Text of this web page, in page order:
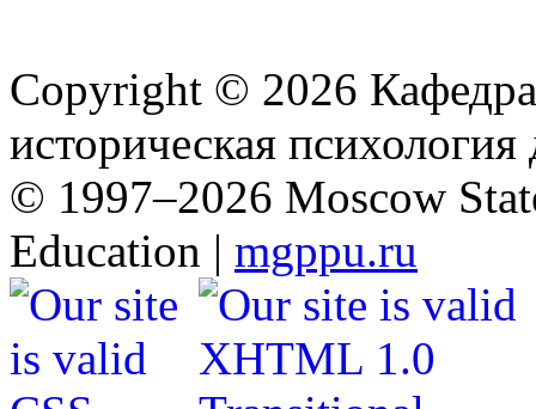
Copyright © 2026
историческая
© 1997–2026 Moscow
Education | mgppu.ru